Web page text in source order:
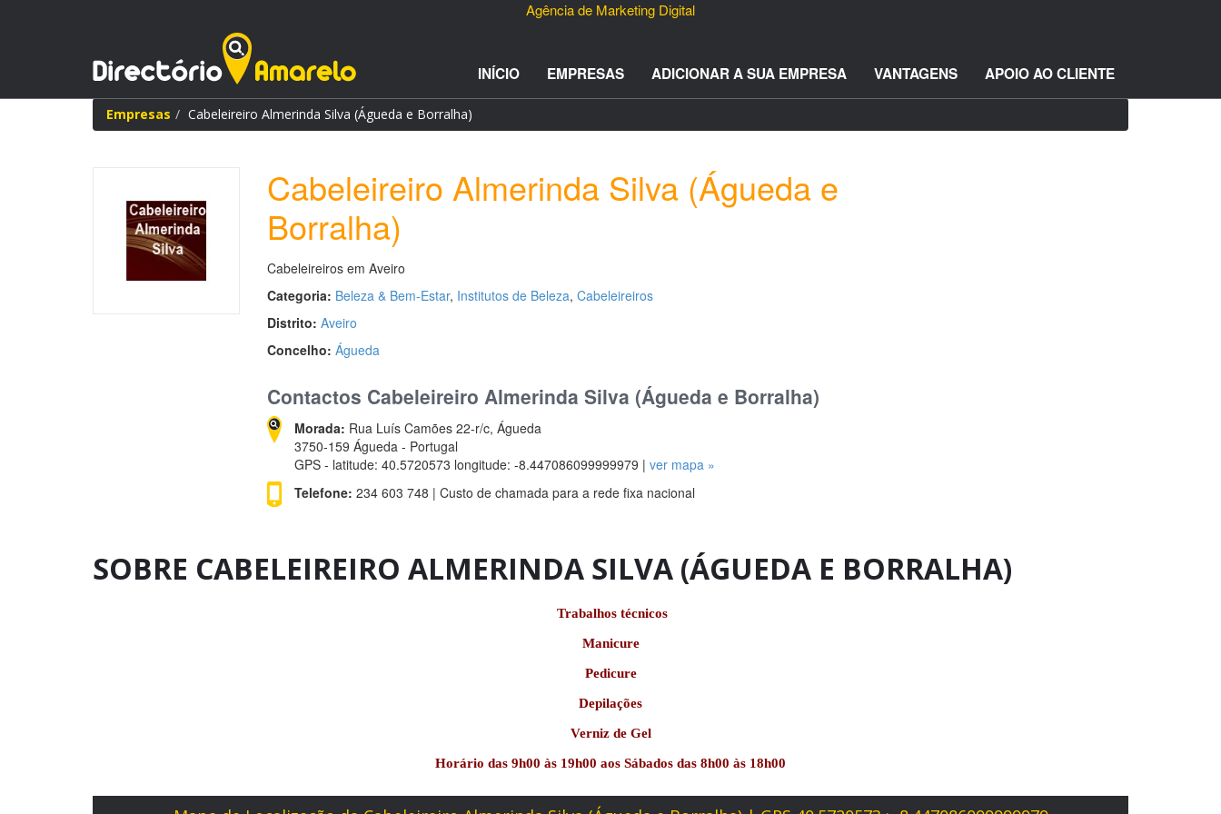
Agência de Marketing Digital
INÍCIO EMPRESAS ADICIONAR A SUA EMPRESA VANTAGENS APOIO AO CLIENTE
Empresas Cabeleireiro Almerinda Silva (Águeda e Borralha)
Cabeleireiro Almerinda Silva (Águeda e
Borralha)
Cabeleireiros em Aveiro
Categoria: Beleza & Bem-Estar, Institutos de Beleza, Cabeleireiros
Distrito: Aveiro
Concelho: Águeda
Contactos Cabeleireiro Almerinda Silva (Águeda e Borralha)
Morada: Rua Luís Camões 22-r/c, Águeda
3750-159 Águeda - Portugal
GPS - latitude: 40.5720573 longitude: -8.447086099999979 | ver mapa »
Telefone: 234 603 748 | Custo de chamada para a rede fixa nacional
SOBRE CABELEIREIRO ALMERINDA SILVA (ÁGUEDA E BORRALHA)
Trabalhos técnicos
Manicure
Pedicure
Depilações
Verniz de Gel
Horário das 9h00 às 19h00 aos Sábados das 8h00 às 18h00